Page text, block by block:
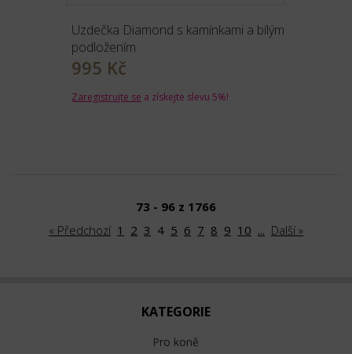
Uzdečka Diamond s kamínkami a bílým
podložením
995 Kč
Zaregistrujte se a získejte slevu 5%!
73 - 96 z 1766
« Předchozí 1 2 3 4 5 6 7 8 9 10 ... Další »
KATEGORIE
Pro koně